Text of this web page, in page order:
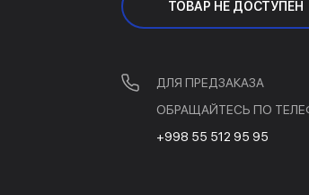
ТОВАР НЕ ДОСТУПЕН
ДЛЯ ПРЕДЗАКАЗА
ОБРАЩАЙТЕСЬ ПО
+998 55 512 95 95